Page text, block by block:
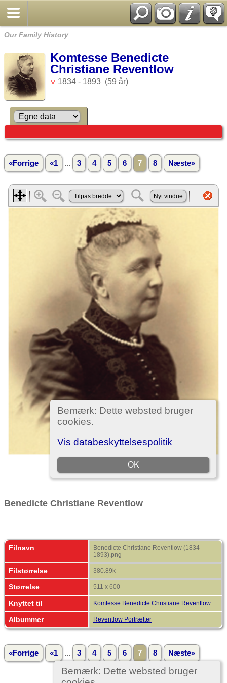
Our Family History
Bemærk: Dette websted bruger
Komtesse Benedicte
Christiane Reventlow
1834 - 1893 (59 år)
«Forrige «1 ... 3 4 5 6 7 8 Næste»
Benedicte Christiane Reventlow
Filnavn
Benedicte Christiane Reventlow (1834-
1893).png
Filstørrelse 380.89k
Størrelse 511 x 600
Knyttet til Komtesse Benedicte Christiane Reventlow
Albummer Reventlow Portrætter
«Forrige «1 ... 3 4 5 6 7 8 Næste»